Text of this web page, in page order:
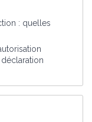
: quelles